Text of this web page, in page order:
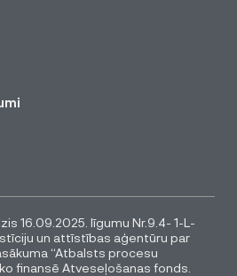
16.09.2025. līgumu Nr.9.4- 1-L-
un attīstības aģentūru par
“Atbalsts procesu
finansē Atveseļošanas fonds.